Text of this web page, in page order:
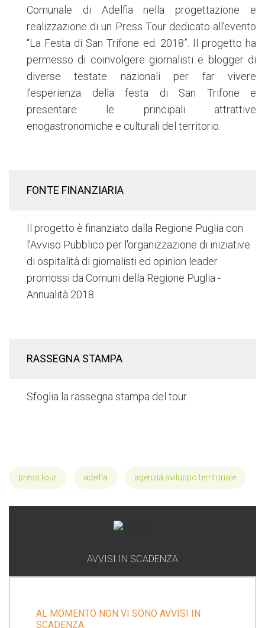
Comunale di Adelfia nella progettazione e
realizzazione di un Press Tour dedicato all’evento
“La Festa di San Trifone ed. 2018”. Il progetto ha
permesso di coinvolgere giornalisti e blogger di
diverse testate nazionali per far vivere
l’esperienza della festa di San Trifone e
presentare le principali attrattive
enogastronomiche e culturali del territorio.
FONTE FINANZIARIA
Il progetto è finanziato dalla Regione Puglia con
l'Avviso Pubblico per l'organizzazione di iniziative
di ospitalità di giornalisti ed opinion leader
promossi da Comuni della Regione Puglia -
Annualità 2018.
RASSEGNA STAMPA
Sfoglia la rassegna stampa del tour.
press tour adelfia agenzia sviluppo territoriale
AVVISI IN SCADENZA
AL MOMENTO NON VI SONO AVVISI IN
SCADENZA.